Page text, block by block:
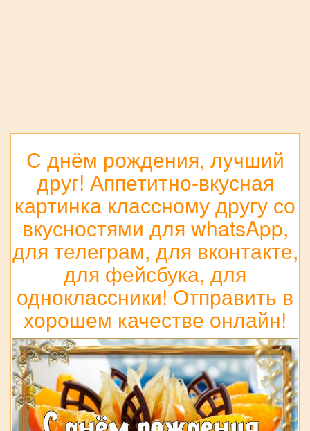
С днём рождения, лучший
друг! Аппетитно-вкусная
картинка классному другу со
вкусностями для whatsApp,
для телеграм, для вконтакте,
для фейсбука, для
одноклассники! Отправить в
хорошем качестве онлайн!